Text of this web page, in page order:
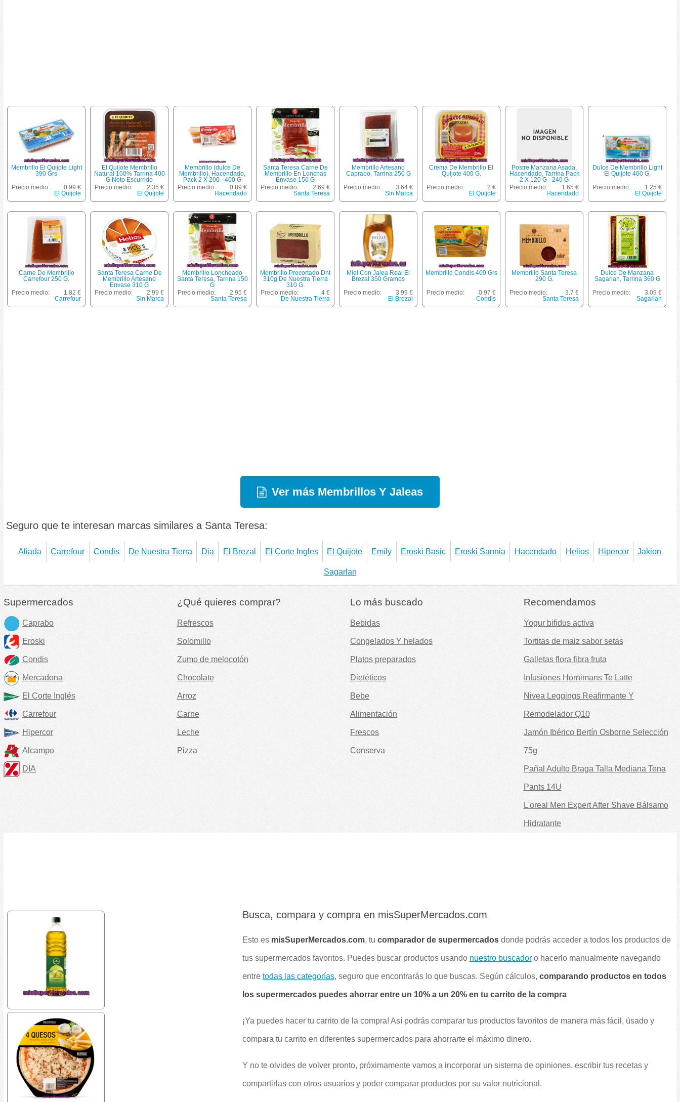
Membrillo El Quijote Light
390 Grs
Precio medio:
0.99 €
El Quijote
El Quijote Membrillo
Natural 100% Tarrina 400
G Neto Escurrido
Precio medio:
2.35 €
El Quijote
Membrillo (dulce De
Membrillo), Hacendado,
Pack 2 X 200 - 400 G
Precio medio:
0.89 €
Hacendado
Santa Teresa Carne De
Membrillo En Lonchas
Envase 150 G
Precio medio:
2.69 €
Santa Teresa
Membrillo Artesano
Caprabo, Tarrina 250 G
Precio medio:
3.64 €
Sin Marca
Crema De Membrillo El
Quijote 400 G.
Precio medio:
2 €
El Quijote
Postre Manzana Asada,
Hacendado, Tarrina Pack
2 X 120 G - 240 G
Precio medio:
1.65 €
Hacendado
Dulce De Membrillo Light
El Quijote 400 G.
Precio medio:
1.25 €
El Quijote
Carne De Membrillo
Carrefour 250 G.
Precio medio:
1.82 €
Carrefour
Santa Teresa Carne De
Membrillo Artesano
Envase 310 G
Precio medio:
2.99 €
Sin Marca
Membrillo Loncheado
Santa Teresa, Tarrina 150
G
Precio medio:
2.95 €
Santa Teresa
Membrillo Precortado Dnt
310g De Nuestra Tierra
310 G.
Precio medio:
4 €
De Nuestra Tierra
Miel Con Jalea Real El
Brezal 350 Gramos
Precio medio:
3.99 €
El Brezal
Membrillo Condis 400 Grs
Precio medio:
0.97 €
Condis
Membrillo Santa Teresa
290 G.
Precio medio:
3.7 €
Santa Teresa
Dulce De Manzana
Sagarlan, Tarrina 360 G
Precio medio:
3.09 €
Sagarlan
Ver más Membrillos Y Jaleas
Seguro que te interesan marcas similares a Santa Teresa:
Aliada Carrefour Condis De Nuestra Tierra Dia El Brezal El Corte Ingles El Quijote Emily Eroski Basic Eroski Sannia Hacendado Helios Hipercor Jakion
Sagarlan
Supermercados
Caprabo
Eroski
Condis
Mercadona
El Corte Inglés
Carrefour
Hipercor
Alcampo
DIA
¿Qué quieres comprar?
Refrescos
Solomillo
Zumo de melocotón
Chocolate
Arroz
Carne
Leche
Pizza
Lo más buscado
Bebidas
Congelados Y helados
Platos preparados
Dietéticos
Bebe
Alimentación
Frescos
Conserva
Recomendamos
Yogur bifidus activa
Tortitas de maiz sabor setas
Galletas flora fibra fruta
Infusiones Hornimans Te Latte
Nivea Leggings Reafirmante Y
Remodelador Q10
Jamón Ibérico Bertín Osborne Selección
75g
Pañal Adulto Braga Talla Mediana Tena
Pants 14U
L'oreal Men Expert After Shave Bálsamo
Hidratante
Busca, compara y compra en misSuperMercados.com
Esto es misSuperMercados.com, tu comparador de supermercadosdonde podrás acceder a todos los productos de
tus supermercados favoritos. Puedes buscar productos usando nuestro buscadoro hacerlo manualmente navegando
entre todas las categorías, seguro que encontrarás lo que buscas. Según cálculos, comparando productos en todos
los supermercados puedes ahorrar entre un 10% a un 20% en tu carrito de la compra
¡Ya puedes hacer tu carrito de la compra! Así podrás comparar tus productos favoritos de manera más fácil, úsado y
compara tu carrito en diferentes supermercados para ahorrarte el máximo dinero.
Y no te olvides de volver pronto, próximamente vamos a incorporar un sistema de opiniones, escribir tus recetas y
compartirlas con otros usuarios y poder comparar productos por su valor nutricional.